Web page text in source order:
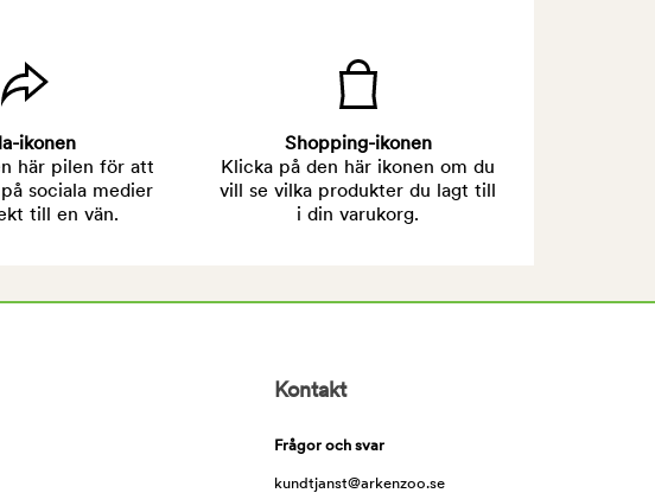
ikonen
här pilen för att
sociala medier
till en vän.
Shopping-ikonen
Klicka på den här ikonen om du
vill se vilka produkter du lagt till
i din varukorg.
Kontakt
Frågor och svar
kundtjanst@arkenzoo.se